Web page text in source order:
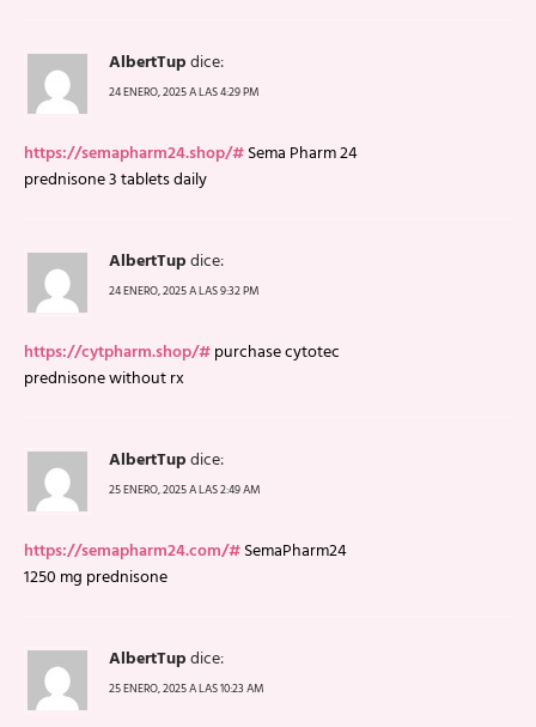
AlbertTupdice:
24 ENERO, 2025 A LAS 4:29 PM
https://semapharm24.shop/#Sema Pharm 24
prednisone 3 tablets daily
AlbertTupdice:
24 ENERO, 2025 A LAS 9:32 PM
https://cytpharm.shop/#purchase cytotec
prednisone without rx
AlbertTupdice:
25 ENERO, 2025 A LAS 2:49 AM
https://semapharm24.com/#SemaPharm24
1250 mg prednisone
AlbertTupdice:
25 ENERO, 2025 A LAS 10:23 AM